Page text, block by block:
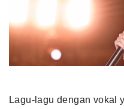
Lagu-lagu dengan vokal